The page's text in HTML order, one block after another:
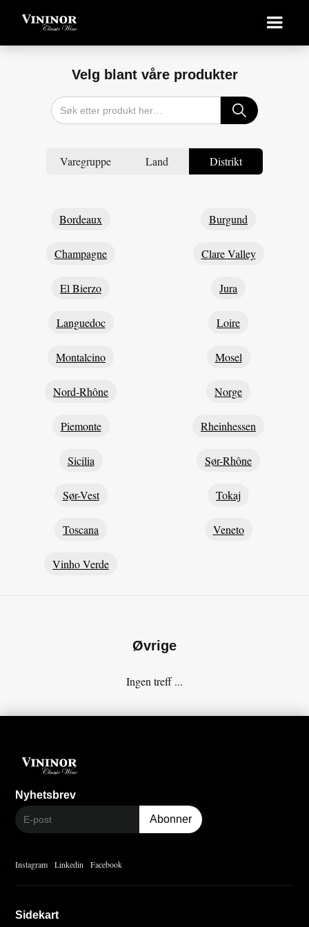
Velg blant våre produkter
Varegruppe Land Distrikt
Bordeaux Burgund
Champagne Clare Valley
El Bierzo Jura
Languedoc Loire
Montalcino Mosel
Nord-Rhône Norge
Piemonte Rheinhessen
Sicilia Sør-Rhône
Sør-Vest Tokaj
Toscana Veneto
Vinho Verde
Øvrige
Ingen treff ...
Nyhetsbrev
Facebook
Linkedin
Instagram
Sidekart